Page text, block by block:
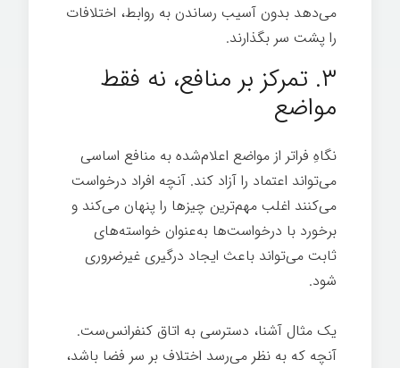
می‌دهد بدون آسیب رساندن به روابط، اختلافات
را پشت سر بگذارند.
۳. تمرکز بر منافع، نه فقط
مواضع
نگاهِ فراتر از مواضع اعلام‌شده به منافع اساسی
می‌تواند اعتماد را آزاد کند. آنچه افراد درخواست
می‌کنند اغلب مهم‌ترین چیزها را پنهان می‌کند و
برخورد با درخواست‌ها به‌عنوان خواسته‌های
ثابت می‌تواند باعث ایجاد درگیری غیرضروری
شود.
یک مثال آشنا، دسترسی به اتاق کنفرانس‌ست.
آنچه که به نظر می‌رسد اختلاف بر سر فضا باشد،